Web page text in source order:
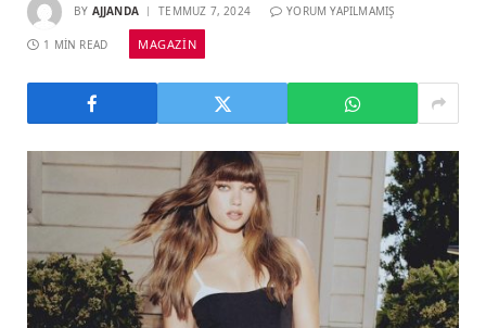
BY AJJANDA TEMMUZ 7, 2024 YORUM YAPILMAMIŞ
1 MIN READ MAGAZIN